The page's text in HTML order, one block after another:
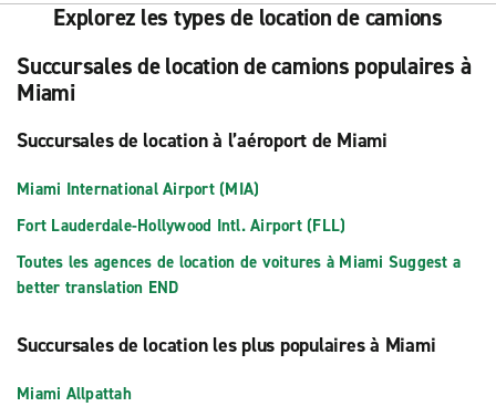
Explorez les types de location de camions
Succursales de location de camions populaires à
Miami
Succursales de location à l’aéroport de Miami
Miami International Airport (MIA)
Fort Lauderdale-Hollywood Intl. Airport (FLL)
Toutes les agences de location de voitures à Miami Suggest a
better translation END
Succursales de location les plus populaires à Miami
Miami Allpattah